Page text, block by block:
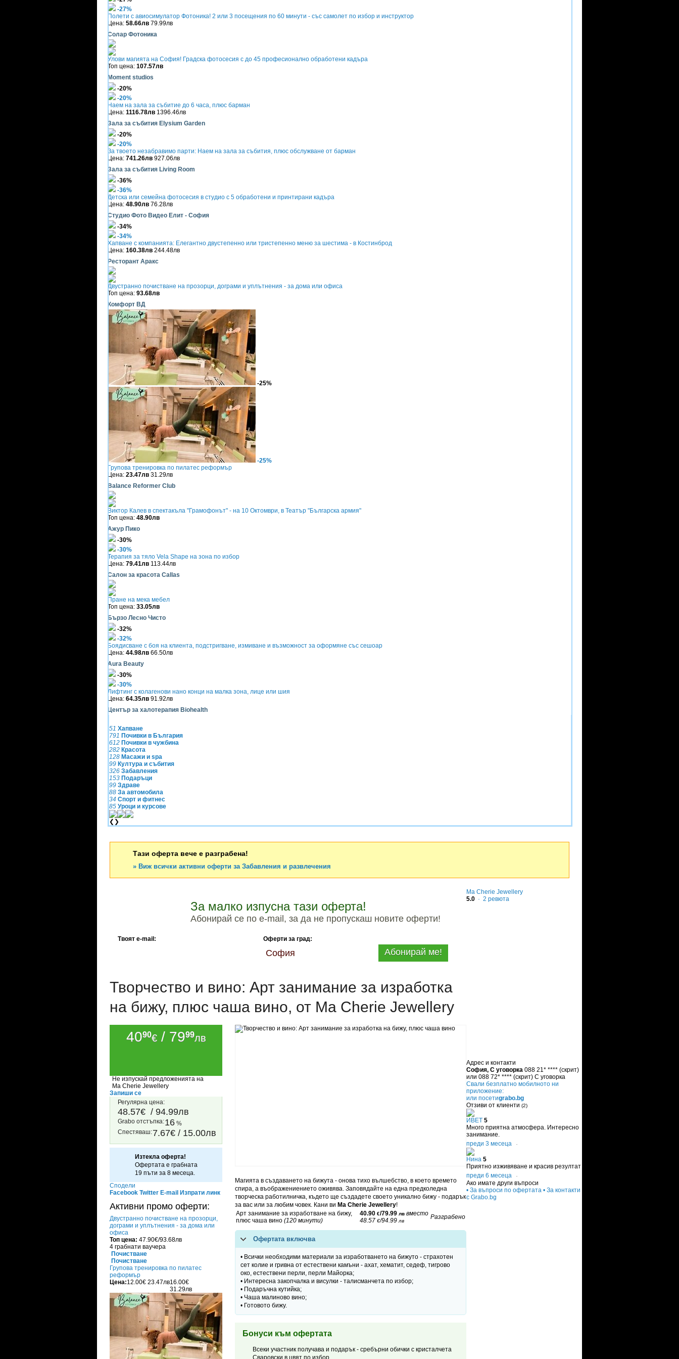
-27%
Полети с авиосимулатор Фотоника! 2 или 3 посещения по 60 минути - със самолет по избор и инструктор
Цена: 58.66лв 79.99лв
Солар Фотоника
Улови магията на София! Градска фотосесия с до 45 професионално обработени кадъра
Топ цена: 107.57лв
Moment studios
-20%
-20%
Наем на зала за събитие до 6 часа, плюс барман
Цена: 1116.78лв 1396.46лв
Зала за събития Elysium Garden
-20%
-20%
За твоето незабравимо парти: Наем на зала за събития, плюс обслужване от барман
Цена: 741.26лв 927.06лв
Зала за събития Living Room
-36%
-36%
Детска или семейна фотосесия в студио с 5 обработени и принтирани кадъра
Цена: 48.90лв 76.28лв
Студио Фото Видео Елит - София
-34%
-34%
Хапване с компанията: Елегантно двустепенно или тристепенно меню за шестима - в Костинброд
Цена: 160.38лв 244.48лв
Ресторант Аракс
Двустранно почистване на прозорци, дограми и уплътнения - за дома или офиса
Топ цена: 93.68лв
Комфорт ВД
-25%
-25%
Групова тренировка по пилатес реформър
Цена: 23.47лв 31.29лв
Balance Reformer Club
Виктор Калев в спектакъла "Грамофонът" - на 10 Октомври, в Театър "Българска армия"
Топ цена: 48.90лв
Ажур Пико
-30%
-30%
Терапия за тяло Vela Shape на зона по избор
Цена: 79.41лв 113.44лв
Салон за красота Callas
Пране на мека мебел
Топ цена: 33.05лв
Бързо Лесно Чисто
-32%
-32%
Боядисване с боя на клиента, подстригване, измиване и възможност за оформяне със сешоар
Цена: 44.98лв 66.50лв
Aura Beauty
-30%
-30%
Лифтинг с колагенови нано конци на малка зона, лице или шия
Цена: 64.35лв 91.92лв
Център за халотерапия Biohealth
51 Хапване
791 Почивки в България
612 Почивки в чужбина
282 Красота
128 Масажи и spa
99 Култура и събития
326 Забавления
153 Подаръци
99 Здраве
88 За автомобила
34 Спорт и фитнес
85 Уроци и курсове
❮ ❯
Тази оферта вече е разграбена!
» Виж всички активни оферти за Забавления и развлечения
За малко изпусна тази оферта!
Абонирай се по e-mail, за да не пропускаш новите оферти!
Твоят e-mail: Оферти за град:
София Абонирай ме!
Творчество и вино: Арт занимание за изработка
на бижу, плюс чаша вино, от Ma Cherie Jewellery
Магията в създаването на бижута - онова тихо вълшебство, в което времето
спира, а въображениението оживява. Заповядайте на една предколедна
творческа работилничка, където ще създадете своето уникално бижу - подарък
за вас или за любим човек. Кани ви Ma Cherie Jewellery!
Арт занимание за изработване на бижу,
плюс чаша вино (120 минути)
40.90 €/79.99 лв вместо
48.57 €/94.99лв
Разграбено
Офертата включва
• Всички необходими материали за изработването на бижуто - страхотен
сет колие и гривна от естествени камъни - ахат, хематит, седеф, тигрово
око, естествени перли, перли Майорка;
• Интересна закопчалка и висулки - талисманчета по избор;
• Подаръчна кутийка;
• Чаша малиново вино;
• Готовото бижу.
Бонуси към офертата
Всеки участник получава и подарък - сребърни обички с кристалчета
Сваровски в цвят по избор.
4090€/ 7999лв
Не изпускай предложенията на
Ma Cherie Jewellery
Запиши се
Регулярна цена:
48.57€ / 94.99лв
Grabo oтстъпка:16 %
Спестяваш:7.67€ / 15.00лв
Изтекла оферта!
Офертата е грабната
19 пъти за 8 месеца.
Сподели
Facebook Twitter E-mail Изпрати линк
Активни промо оферти:
Двустранно почистване на прозорци,
дограми и уплътнения - за дома или
офиса
Топ цена: 47.90€/93.68лв
4 грабнати ваучера
Почистване
Почистване
Групова тренировка по пилатес
реформър
Цена:12.00€ 23.47лв16.00€
31.29лв
Ma Cherie Jewellery
5.0 · 2 ревюта
Адрес и контакти
София, С уговорка 088 21* **** (скрит)
или 088 72* **** (скрит) С уговорка
Свали безплатно мобилното ни
приложение:
или посетиgrabo.bg
Отзиви от клиенти (2)
ИВЕТ 5
Много приятна атмосфера. Интересно
занимание.
преди 3 месеца
·
Нина 5
Приятно изживяване и красив резултат
преди 6 месеца
·
Ако имате други въпроси
• За въпроси по офертата • За контакти
с Grabo.bg